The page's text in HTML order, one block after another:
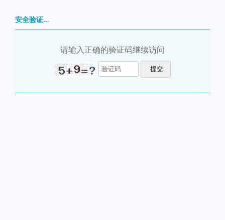
安全验证...
请输入正确的验证码继续访问